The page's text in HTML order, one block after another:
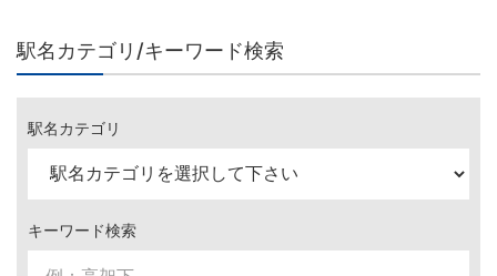
駅名カテゴリ/キーワード検索
駅名カテゴリ
キーワード検索